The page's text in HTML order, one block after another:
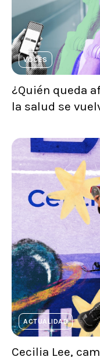
VOCES
¿Quién queda
la salud se
ACTUALIDAD
Cecilia Lee,